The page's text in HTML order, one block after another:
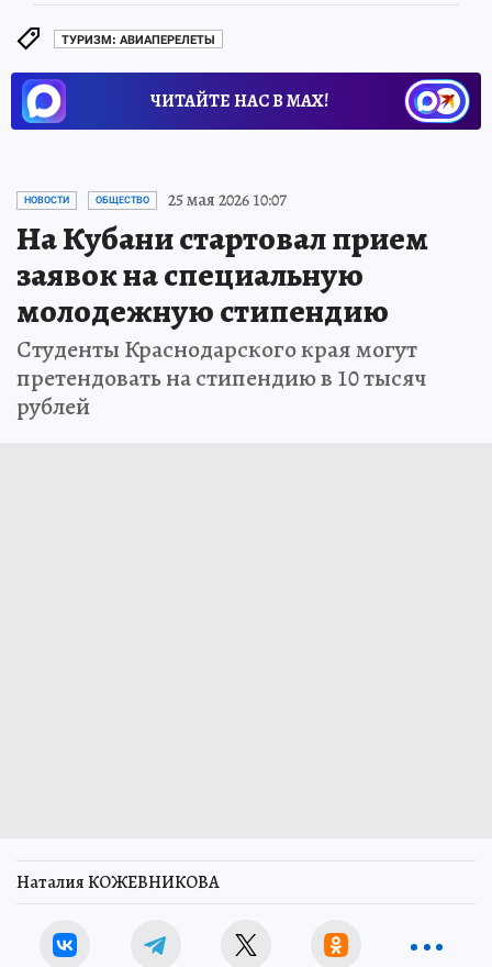
ТУРИЗМ: АВИАПЕРЕЛЕТЫ
ЧИТАЙТЕ НАС В МАХ!
НОВОСТИ ОБЩЕСТВО 25 мая 2026 10:07
На Кубани стартовал прием
заявок на специальную
молодежную стипендию
Студенты Краснодарского края могут
претендовать на стипендию в 10 тысяч
рублей
Наталия КОЖЕВНИКОВА